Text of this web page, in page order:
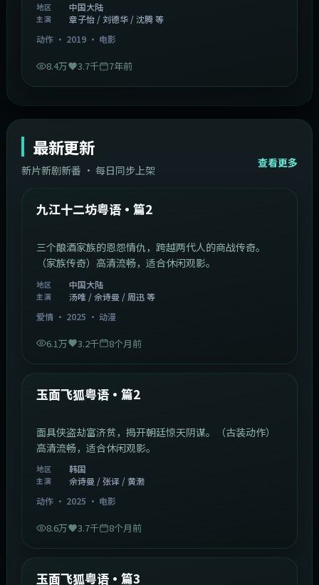
地区 中国大陆
主演
章子怡 / 刘德华 / 沈腾 等
动作· 2019· 电影
8.4万 3.7千 7年前
最新更新
新片新剧新番 · 每日同步上架
查看更多
最新
中国大陆 1:20:26
九江十二坊粤语·篇2
三个酿酒家族的恩怨情仇，跨越两代人的商战传奇。
（家族传奇）高清流畅，适合休闲观影。
地区 中国大陆
主演
汤唯 / 佘诗曼 / 周迅 等
爱情· 2025 · 动漫
6.1万 3.2千 8个月前
最新
玉面飞狐粤语·篇2
面具侠盗劫富济贫，揭开朝廷惊天阴谋。（古装动作）
高清流畅，适合休闲观影。
地区 韩国
主演
佘诗曼 / 张译 / 黄渤
动作· 2025 · 电影
8.6万 3.7千 8个月前
最新
玉面飞狐粤语·篇3